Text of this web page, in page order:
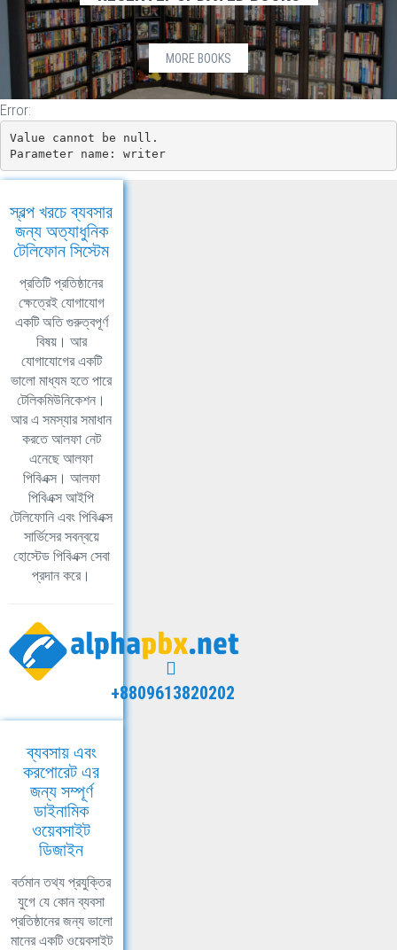
MORE BOOKS
Error:
Value cannot be null.
Parameter name: writer
স্বল্প খরচে ব্যবসার
জন্য অত্যাধুনিক
টেলিফোন সিস্টেম
প্রতিটি প্রতিষ্ঠানের
ক্ষেত্রেই যোগাযোগ
একটি অতি গুরুত্বপূর্ণ
বিষয়। আর
যোগাযোগের একটি
ভালো মাধ্যম হতে পারে
টেলিকমিউনিকেশন।
আর এ সমস্যার সমাধান
করতে আলফা নেট
এনেছে আলফা
পিবিএক্স। আলফা
পিবিএক্স আইপি
টেলিফোনি এবং পিবিএক্স
সার্ভিসের সবন্বয়ে
হোস্টেড পিবিএক্স সেবা
প্রদান করে।
+8809613820202
ব্যবসায় এবং
করপোরেট এর
জন্য সম্পূর্ণ
ডাইনামিক
ওয়েবসাইট
ডিজাইন
বর্তমান তথ্য প্রযুক্তির
যুগে যে কোন ব্যবসা
প্রতিষ্ঠানের জন্য ভালো
মানের একটি ওয়েবসাইট